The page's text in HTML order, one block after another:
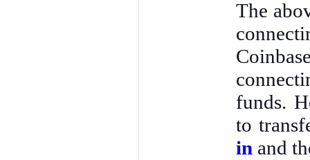
The
funds.
to
in and